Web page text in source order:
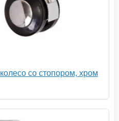
со стопором, хром